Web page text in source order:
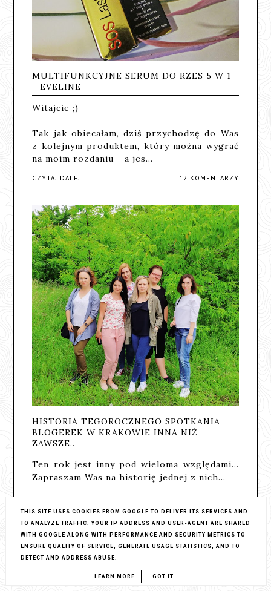
MULTIFUNKCYJNE SERUM DO RZES 5 W 1
- EVELINE
Witajcie ;)
Tak jak obiecałam, dziś przychodzę do Was
z kolejnym produktem, który można wygrać
na moim rozdaniu - a jes…
CZYTAJ DALEJ 12 KOMENTARZY
HISTORIA TEGOROCZNEGO SPOTKANIA
BLOGEREK W KRAKOWIE INNA NIŻ
ZAWSZE..
Ten rok jest inny pod wieloma względami...
Zapraszam Was na historię jednej z nich...
CZYTAJ DALEJ 21 KOMENTARZY
THIS SITE USES COOKIES FROM GOOGLE TO DELIVER ITS SERVICES AND
TO ANALYZE TRAFFIC. YOUR IP ADDRESS AND USER-AGENT ARE SHARED
WITH GOOGLE ALONG WITH PERFORMANCE AND SECURITY METRICS TO
ENSURE QUALITY OF SERVICE, GENERATE USAGE STATISTICS, AND TO
DETECT AND ADDRESS ABUSE.
LEARN MORE GOT IT